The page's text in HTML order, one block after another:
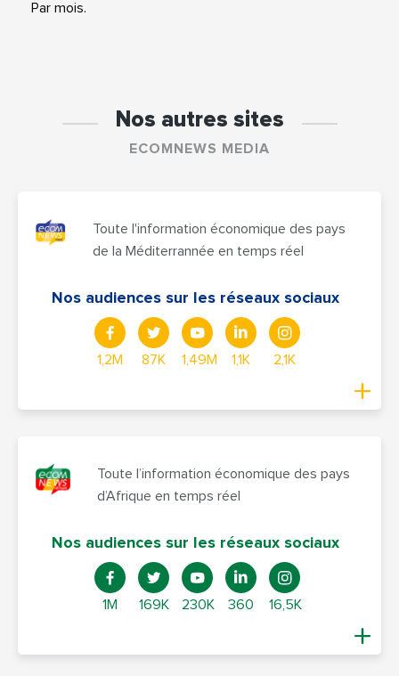
Par mois.
Nos autres sites
ECOMNEWS MEDIA
Toute l'information économique des pays
de la Méditerrannée en temps réel
Nos audiences sur les réseaux sociaux
1,2M 87K 1,49M 1,1K 2,1K
Toute l’information économique des pays
d’Afrique en temps réel
Nos audiences sur les réseaux sociaux
1M 169K 230K 360 16,5K